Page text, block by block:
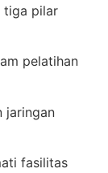
tiga pilar
pelatihan
jaringan
fasilitas